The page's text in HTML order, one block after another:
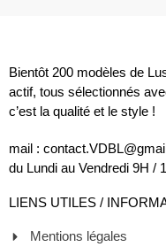
Bientôt 200 modèles de
actif, tous sélectionnés
c’est la qualité et le style !
mail :
du Lundi au Vendredi 9H /
LIENS UTILES /
Mentions légales